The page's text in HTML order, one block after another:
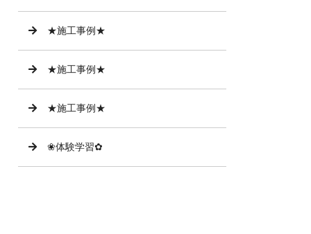
★施工事例★
★施工事例★
★施工事例★
❀体験学習✿